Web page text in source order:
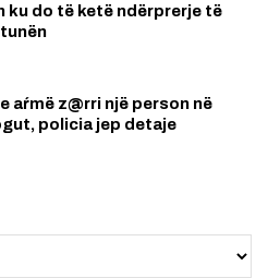
ku do të ketë ndërprerje të
aŕmë z@rri një person në
policia jep detaje